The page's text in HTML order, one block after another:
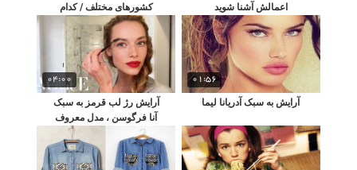
اعمالش آشنا شوید
کشورهای مختلف / کدام
احمقانه تر است؟
01:56
آرایش به سبک آدریانا لیما
04:00
آرایش رژ لب قرمز به سبک
آنا فرگوسن ، مدل معروف